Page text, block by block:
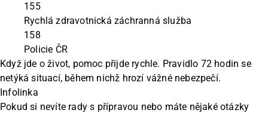
155
Rychlá zdravotnická záchranná služba
158
Policie ČR
Když jde o život, pomoc přijde rychle. Pravidlo 72 hodin se
netýká situací, během nichž hrozí vážné nebezpečí.
Infolinka
Pokud si nevíte rady s přípravou nebo máte nějaké otázky